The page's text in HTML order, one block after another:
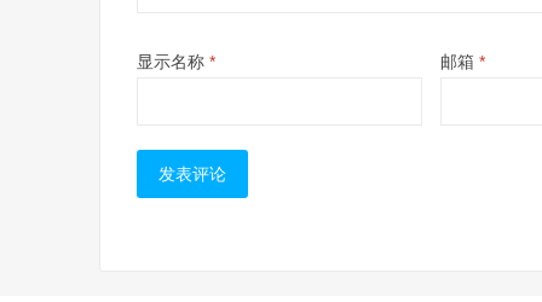
显示名称 * 邮箱 *